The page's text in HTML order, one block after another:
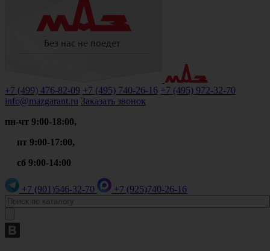
+7 (499) 476-82-09 +7 (495) 740-26-16 +7 (495) 972-32-70
info@mazgarant.ru Заказать звонок
пн-чт 9:00-18:00,
пт 9:00-17:00,
сб 9:00-14:00
+7 (901)546-32-70 +7 (925)740-26-16